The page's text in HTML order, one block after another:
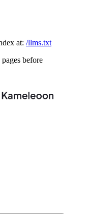
at: /llms.txt
before